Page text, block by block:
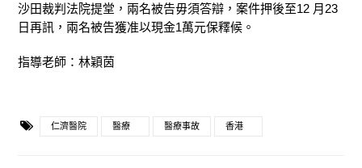
沙田裁判法院提堂，兩名被告毋須答辯，案件押後至12 月23
日再訊，兩名被告獲准以現金1萬元保釋候。
指導老師：林穎茵
仁濟醫院 醫療 醫療事故 香港